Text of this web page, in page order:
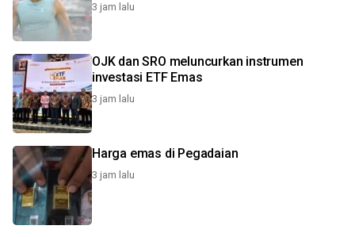
3 jam lalu
OJK dan SRO meluncurkan instrumen
investasi ETF Emas
3 jam lalu
Harga emas di Pegadaian
3 jam lalu